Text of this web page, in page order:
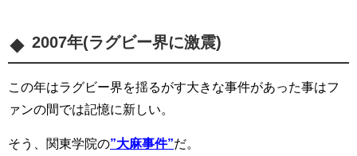
2007年(ラグビー界に激震)
この年はラグビー界を揺るがす大きな事件があった事はフ
ァンの間では記憶に新しい。
そう、関東学院の”大麻事件”だ。